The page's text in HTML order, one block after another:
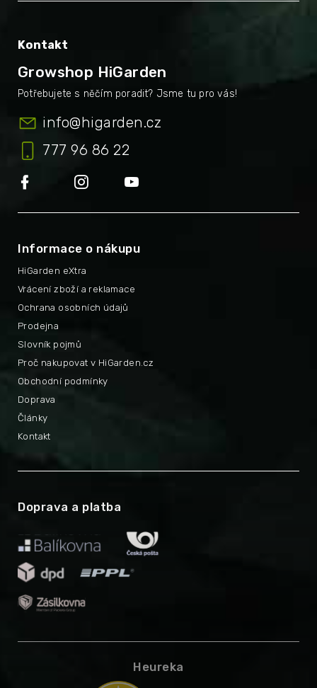
Kontakt
Growshop HiGarden
info@higarden.cz
777 96 86 22
Informace o nákupu
HiGarden eXtra
Proč nakupovat v HiGarden.cz
Vrácení zboží a reklamace
Obchodní podmínky
Ochrana osobních údajů
Doprava
Prodejna
Články
Slovník pojmů
Kontakt
Doprava a platba
Heureka